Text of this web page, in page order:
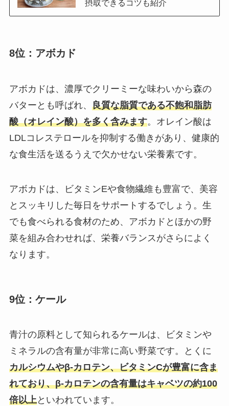
摂取できるコツも紹介
8位：アボカド
アボカドは、濃厚でクリーミーな味わいから森の
バターとも呼ばれ、 良質な脂質である不飽和脂肪
酸（オレイン酸）を多く含みます。オレイン酸は
LDLコレステロールを抑制する働きがあり、健康的
な食生活を送るうえで欠かせない栄養素です。
アボカドは、ビタミンEや食物繊維も豊富で、美容
とスッキリした毎日をサポートするでしょう。生
でも食べられる食材のため、アボカドとほかの野
菜を組み合わせれば、栄養バランスがさらによく
なります。
9位：ケール
青汁の原料として知られるケールは、ビタミンや
ミネラルの含有量が非常に高い野菜です。とくに
カルシウムやβ-カロテン、ビタミンCが豊富に含ま
れており、β-カロテンの含有量はキャベツの約100
倍以上といわれています。